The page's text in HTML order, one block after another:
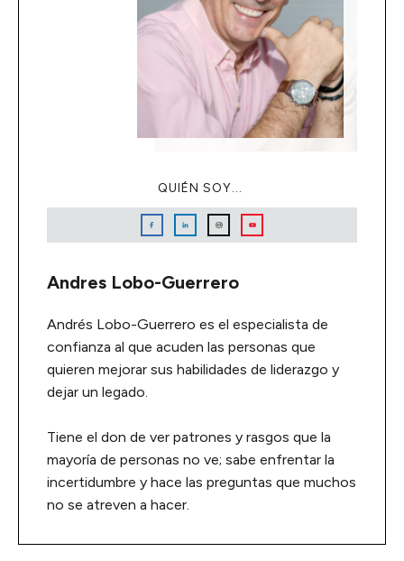
QUIÉN SOY...
Andres Lobo-Guerrero
Andrés Lobo-Guerrero es el especialista de
confianza al que acuden las personas que
quieren mejorar sus habilidades de liderazgo y
dejar un legado.
Tiene el don de ver patrones y rasgos que la
mayoría de personas no ve; sabe enfrentar la
incertidumbre y hace las preguntas que muchos
no se atreven a hacer.